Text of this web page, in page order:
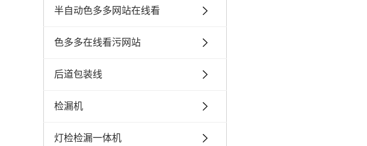
半自动色多多网站在线看
色多多在线看污网站
后道包装线
检漏机
灯检检漏一体机